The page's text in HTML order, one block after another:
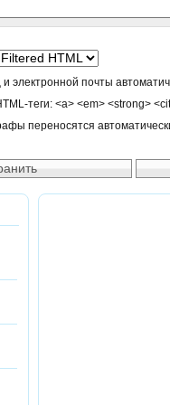
электронной почты
теги: <a> <em> <strong>
переносятся